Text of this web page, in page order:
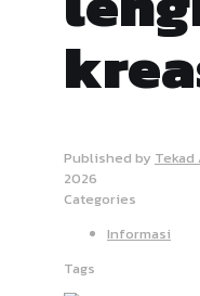
Published by Tekad
2026
Categories
Informasi
Tags